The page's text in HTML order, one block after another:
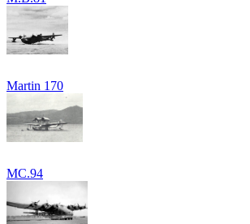
Martin 170
MC.94